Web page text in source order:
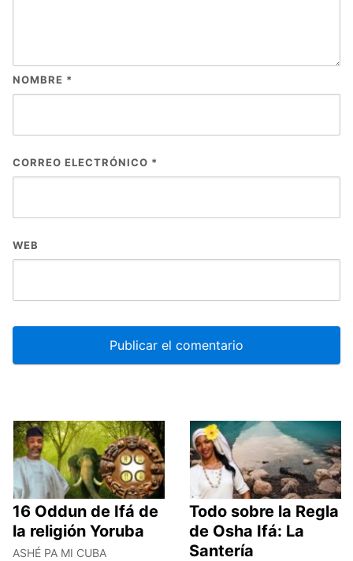
NOMBRE *
CORREO ELECTRÓNICO *
WEB
16 Oddun de Ifá de
la religión Yoruba
ASHÉ PA MI CUBA
Todo sobre la Regla
de Osha Ifá: La
Santería